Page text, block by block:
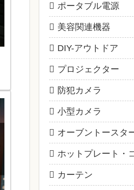
ポータブル電源
美容関連機器
DIY-アウトドア
プロジェクター
防犯カメラ
小型カメラ
オーブントースタ
ホットプレート・
カーテン